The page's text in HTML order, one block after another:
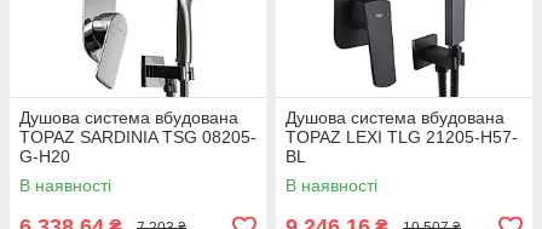
Душова система вбудована
TOPAZ SARDINIA TSG 08205-
G-H20
В наявності
Душова система вбудована
TOPAZ LEXI TLG 21205-H57-
BL
В наявності